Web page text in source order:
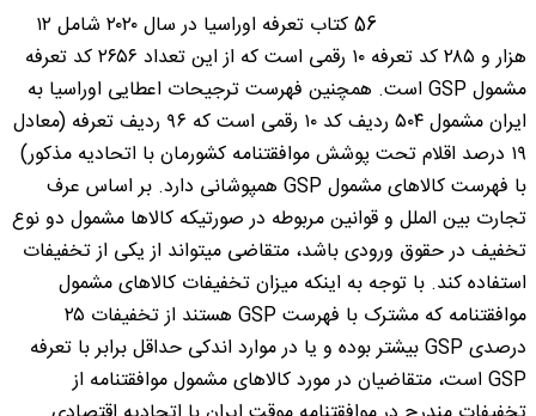
56 کتاب تعرفه اوراسیا در سال ۲۰۲۰ شامل ۱۲
هزار و ۲۸۵ کد تعرفه ۱۰ رقمی است که از این تعداد ۲۶۵۶ کد تعرفه
مشمول GSP است. همچنین فهرست ترجیحات اعطایی اوراسیا به
ایران مشمول ۵۰۴ ردیف کد ۱۰ رقمی است که ۹۶ ردیف تعرفه (معادل
۱۹ درصد اقلام تحت پوشش موافقتنامه کشورمان با اتحادیه مذکور)
با فهرست کالاهای مشمول GSP همپوشانی دارد. بر اساس عرف
تجارت بین الملل و قوانین مربوطه در صورتیکه کالاها مشمول دو نوع
تخفیف در حقوق ورودی باشد، متقاضی میتواند از یکی از تخفیفات
استفاده کند. با توجه به اینکه میزان تخفیفات کالاهای مشمول
موافقتنامه که مشترک با فهرست GSP هستند از تخفیفات ۲۵
درصدی GSP بیشتر بوده و یا در موارد اندکی حداقل برابر با تعرفه
GSP است، متقاضیان در مورد کالاهای مشمول موافقتنامه از